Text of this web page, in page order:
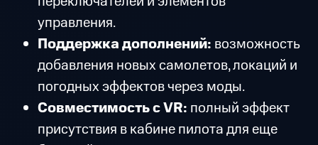
управления.
Поддержка дополнений: возможность
добавления новых самолетов, локаций и
погодных эффектов через моды.
Совместимость с VR: полный эффект
присутствия в кабине пилота для еще